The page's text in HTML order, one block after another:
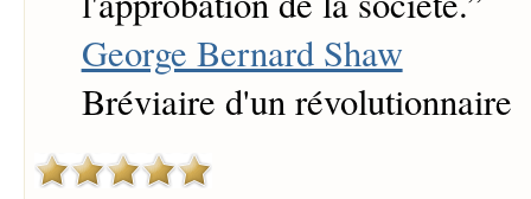
George Bernard Shaw
Bréviaire d'un révolutionnaire